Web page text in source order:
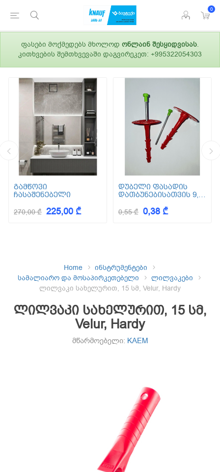
0
ფასები მოქმედებს მხოლოდ ონლაინ შესყიდვისას.
კითხვების შემთხვევაში დაგვირეკეთ: +995322054303
გამწოვი
ჩასაშენებელი
270,00 ₾ 225,00 ₾
დუბელი ფასადის
დათბუნებისათვის 9,5
0,55 ₾ 0,38 ₾
Home
ინსტრუმენტები
სამალიარო და მოსაპირკეთებელი
ლილვაკები
ლილვაკი სახელურით, 15 სმ, Velur, Hardy
ლილვაკი სახელურით, 15 სმ,
Velur, Hardy
მწარმოებელი: KAEM